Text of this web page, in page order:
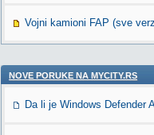
Vojni kamioni FAP (sve
NOVE PORUKE NA MYCITY.RS
Da li je Windows Defender